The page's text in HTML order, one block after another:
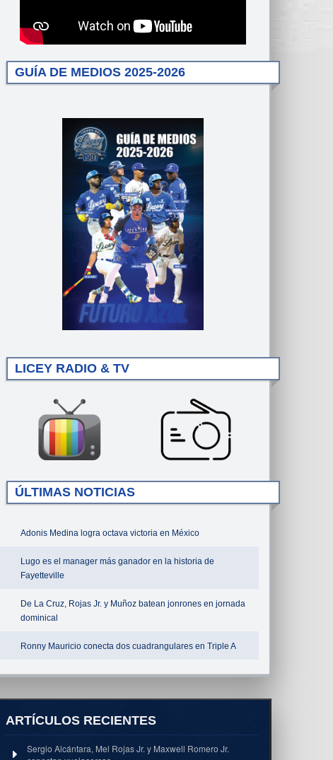
GUÍA DE MEDIOS 2025-2026
LICEY RADIO & TV
ÚLTIMAS NOTICIAS
Adonis Medina logra octava victoria en México
Lugo es el manager más ganador en la historia de
Fayetteville
De La Cruz, Rojas Jr. y Muñoz batean jonrones en jornada
dominical
Ronny Mauricio conecta dos cuadrangulares en Triple A
ARTÍCULOS RECIENTES
Sergio Alcántara, Mel Rojas Jr. y Maxwell Romero Jr.